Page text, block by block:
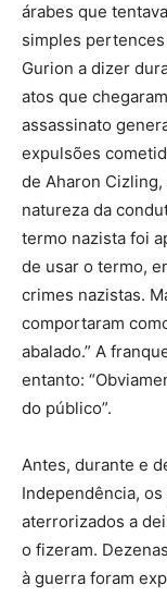
árabes que
simples
Gurion a dizer
atos que
assassinato
expulsões
de Aharon
natureza da
termo nazista foi
de usar o termo,
crimes nazistas.
comportaram
abalado.” A
entanto:
do público”.
Antes, durante e
Independência,
aterrorizados a
o fizeram.
à guerra foram